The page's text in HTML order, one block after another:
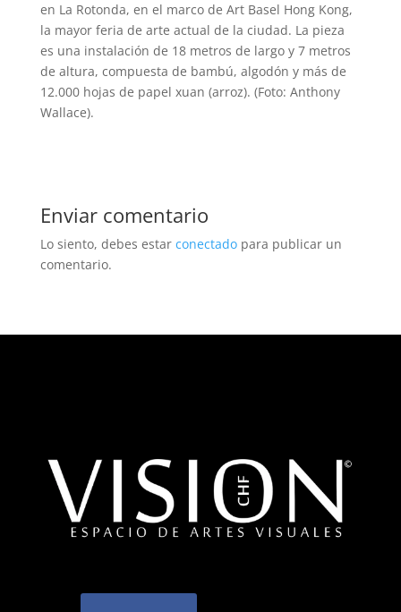
en La Rotonda, en el marco de Art Basel Hong Kong,
la mayor feria de arte actual de la ciudad. La pieza
es una instalación de 18 metros de largo y 7 metros
de altura, compuesta de bambú, algodón y más de
12.000 hojas de papel xuan (arroz). (Foto: Anthony
Wallace).
Enviar comentario
Lo siento, debes estar conectadopara publicar un
comentario.